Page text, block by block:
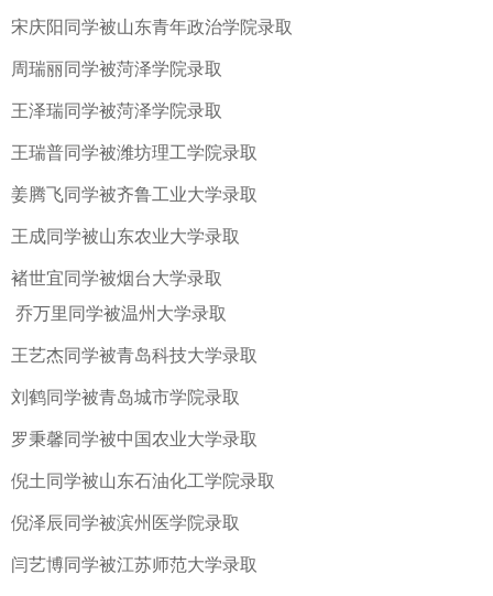
宋庆阳同学被山东青年政治学院录取
周瑞丽同学被菏泽学院录取
王泽瑞同学被菏泽学院录取
王瑞普同学被潍坊理工学院录取
姜腾飞同学被齐鲁工业大学录取
王成同学被山东农业大学录取
褚世宜同学被烟台大学录取
乔万里同学被温州大学录取
王艺杰同学被青岛科技大学录取
刘鹤同学被青岛城市学院录取
罗秉馨同学被中国农业大学录取
倪土同学被山东石油化工学院录取
倪泽辰同学被滨州医学院录取
闫艺博同学被江苏师范大学录取